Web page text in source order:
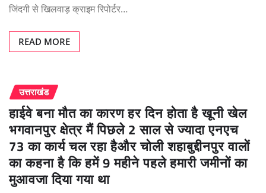
जिंदगी से खिलवाड़ क्राइम रिपोर्टर…
READ MORE
उत्तराखंड
हाईवे बना मौत का कारण हर दिन होता है खूनी खेल
भगवानपुर क्षेत्र मैं पिछले 2 साल से ज्यादा एनएच
73 का कार्य चल रहा हैऔर चोली शहाबुद्दीनपुर वालों
का कहना है कि हमें 9 महीने पहले हमारी जमीनों का
मुआवजा दिया गया था